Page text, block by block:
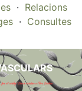
· Relacions
· Consultes